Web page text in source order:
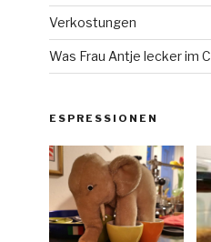
Verkostungen
Was Frau Antje lecker im
ESPRESSIONEN